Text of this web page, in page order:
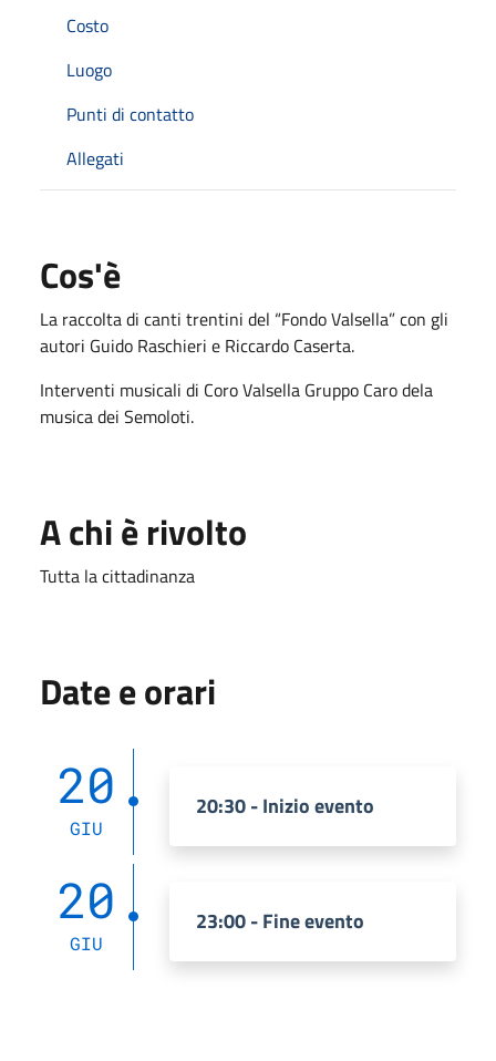
Costo
Luogo
Punti di contatto
Allegati
Cos'è
La raccolta di canti trentini del “Fondo Valsella” con gli
autori Guido Raschieri e Riccardo Caserta.
Interventi musicali di Coro Valsella Gruppo Caro dela
musica dei Semoloti.
A chi è rivolto
Tutta la cittadinanza
Date e orari
20
GIU
20:30 - Inizio evento
20
GIU
23:00 - Fine evento